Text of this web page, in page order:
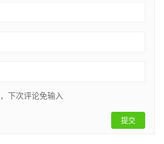
下次评论免输入
提交